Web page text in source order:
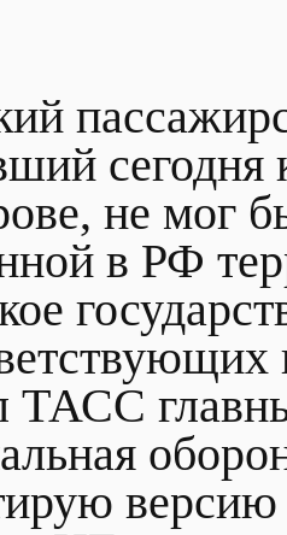
сегодня
не мог
в РФ
ТАСС
версию